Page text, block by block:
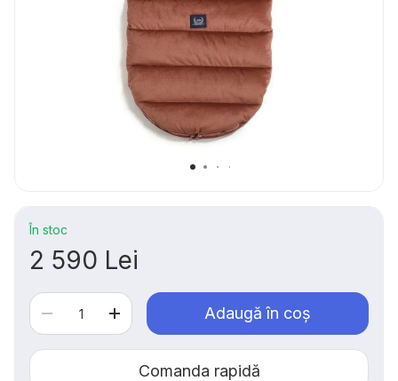
În stoc
2 590 Lei
Adaugă în coș
Comanda rapidă